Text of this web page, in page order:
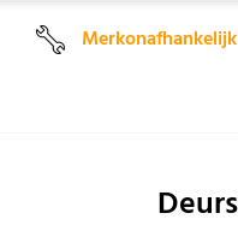
Merkonafhankelijk